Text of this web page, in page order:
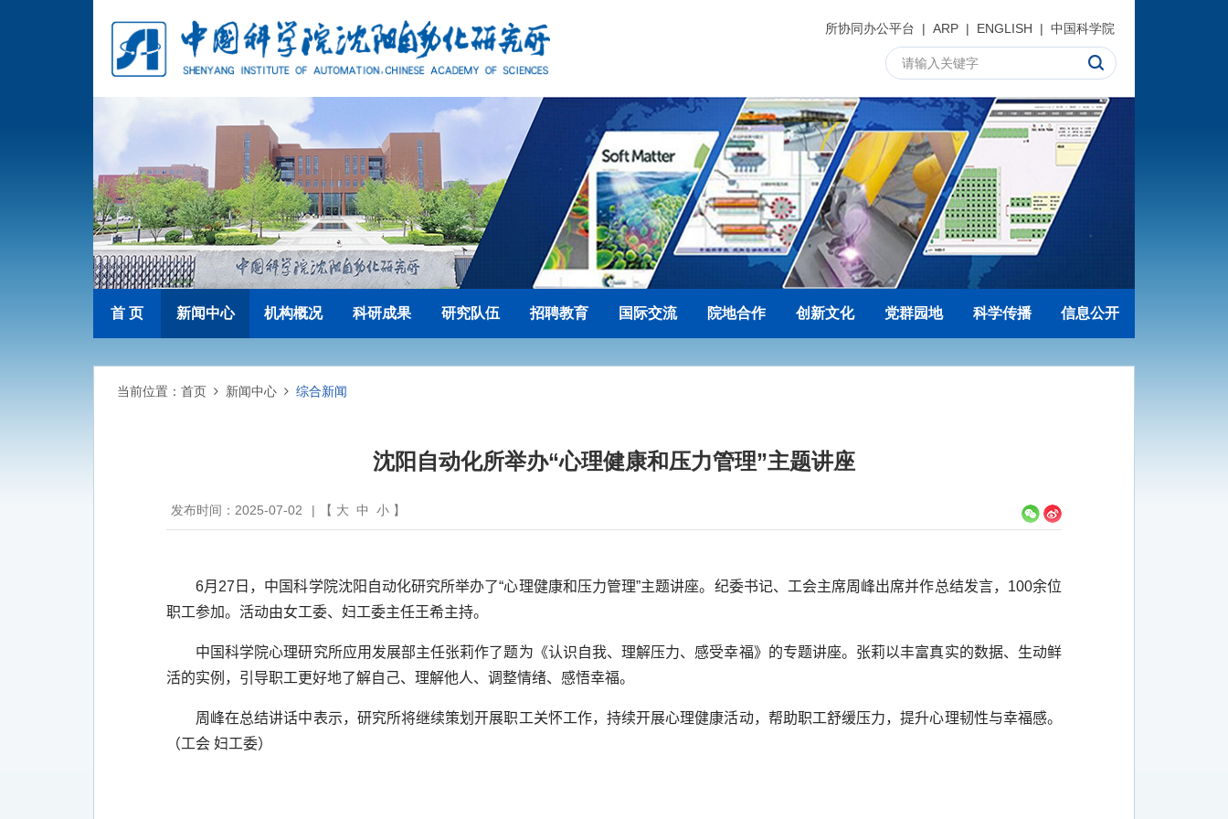
所协同办公平台 | ARP | ENGLISH | 中国科学院
首 页 新闻中心 机构概况 科研成果 研究队伍 招聘教育 国际交流 院地合作 创新文化 党群园地 科学传播 信息公开
当前位置： 首页 新闻中心 综合新闻
沈阳自动化所举办“心理健康和压力管理”主题讲座
发布时间：2025-07-02 | 【 大 中 小 】
6月 27 日，中国科学院沈阳自动化研究所举办了“心理健康和压力管理”主题讲座。纪委书记、工会主席周峰出席并作总结发言， 100余位
职工参加。活动由女工委、妇工委主任王希主持。
中国科学院心理研究所应用发展部主任张莉作了题为《认识自我、理解压力、感受幸福》的专题讲座。张莉以丰富真实的数据、生动鲜
活的实例，引导职工更好地了解自己、理解他人、调整情绪、感悟幸福。
周峰在总结讲话中表示，研究所将继续策划开展职工关怀工作，持续开展心理健康活动，帮助职工舒缓压力，提升心理韧性与幸福感。
（工会 妇工委）